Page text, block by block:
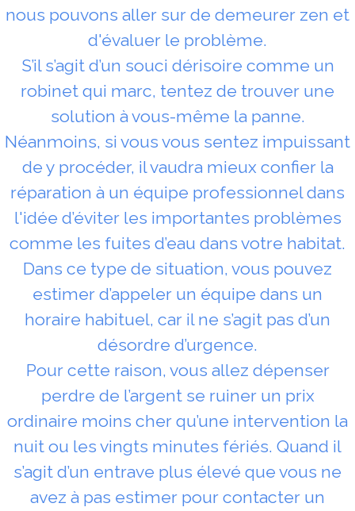
nous pouvons aller sur de demeurer zen et
d'évaluer le problème.
S’il s’agit d’un souci dérisoire comme un
robinet qui marc, tentez de trouver une
solution à vous-même la panne.
Néanmoins, si vous vous sentez impuissant
de y procéder, il vaudra mieux confier la
réparation à un équipe professionnel dans
l'idée d’éviter les importantes problèmes
comme les fuites d’eau dans votre habitat.
Dans ce type de situation, vous pouvez
estimer d’appeler un équipe dans un
horaire habituel, car il ne s’agit pas d’un
désordre d’urgence.
Pour cette raison, vous allez dépenser
perdre de l’argent se ruiner un prix
ordinaire moins cher qu’une intervention la
nuit ou les vingts minutes fériés. Quand il
s’agit d’un entrave plus élevé que vous ne
avez à pas estimer pour contacter un